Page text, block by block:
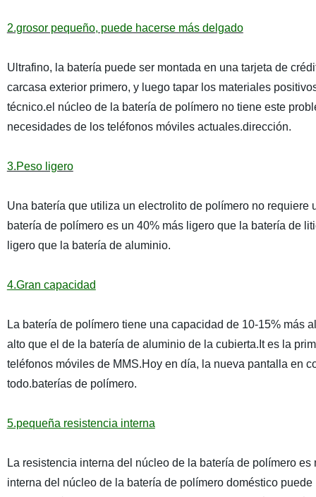
2.grosor pequeño, puede hacerse más delgado
Ultrafino, la batería puede ser montada en una tarjeta de
carcasa exterior primero, y luego tapar los materiales
técnico.el núcleo de la batería de polímero no tiene este
necesidades de los teléfonos móviles actuales.dirección.
3.Peso ligero
Una batería que utiliza un electrolito de polímero no
batería de polímero es un 40% más ligero que la batería de
ligero que la batería de aluminio.
4.Gran capacidad
La batería de polímero tiene una capacidad de 10-15% más
alto que el de la batería de aluminio de la cubierta.It es la
teléfonos móviles de MMS.Hoy en día, la nueva pantalla en
todo.baterías de polímero.
5.pequeña resistencia interna
La resistencia interna del núcleo de la batería de polímero
interna del núcleo de la batería de polímero doméstico